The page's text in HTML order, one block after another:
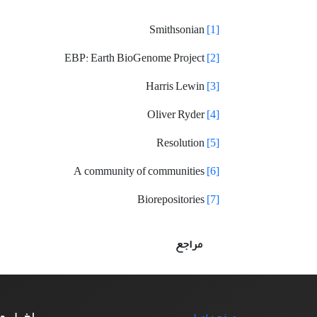
[1]
[2]
EBP: Earth BioGenome Project
[3]
[4]
Oliver Ryder
[5]
[6]
[7]
مراجع